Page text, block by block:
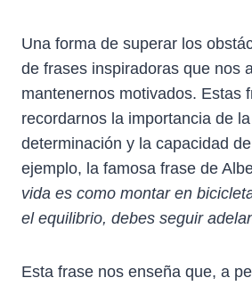
Una forma de superar los
de frases inspiradoras que nos
mantenernos motivados. Estas
recordarnos la importancia de
determinación y la capacidad
ejemplo, la famosa frase de
vida es como montar en
el equilibrio, debes seguir
Esta frase nos enseña que, a